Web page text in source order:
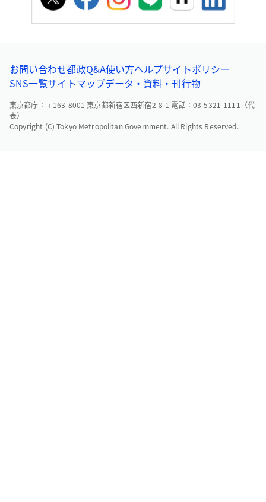
お問い合わせ都政Q&A使い方ヘルプサイトポリシー
SNS一覧サイトマップデータ・資料・刊行物
東京都庁：〒163-8001 東京都新宿区西新宿2-8-1 電話：03-5321-1111（代
表）
Copyright (C) Tokyo Metropolitan Government. All Rights Reserved.